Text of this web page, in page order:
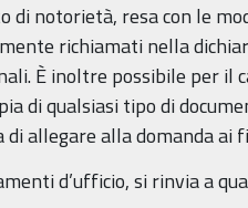
di notorietà, resa con le
richiamati nella
È inoltre possibile per il
di qualsiasi tipo di
allegare alla domanda ai
d’ufficio, si rinvia a